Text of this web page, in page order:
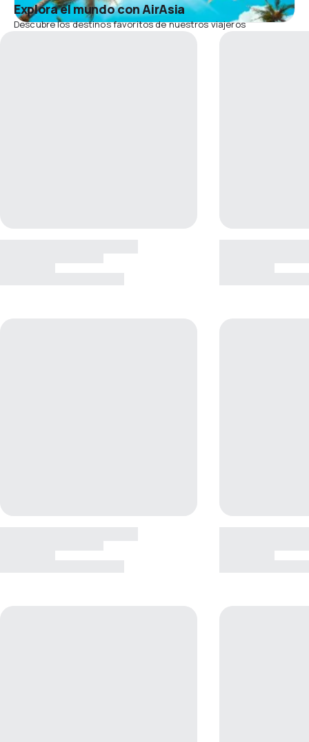
Explora el mundo con AirAsia
Descubre los destinos favoritos de nuestros viajeros